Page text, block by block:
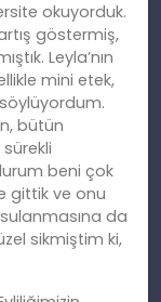
okuyorduk.
göstermiş,
Leyla’nın
mini etek,
söylüyordum.
bütün
beni çok
gittik ve onu
da
sikmiştim ki,